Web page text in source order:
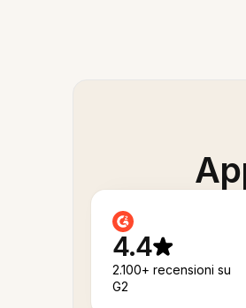
4.4
2.100+ recensioni su
G2